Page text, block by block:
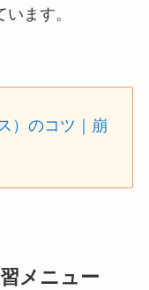
ます。
）のコツ｜崩
メニュー